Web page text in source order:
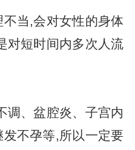
当,会对女性的身体
对短时间内多次人流
、盆腔炎、子宫内
不孕等,所以一定要